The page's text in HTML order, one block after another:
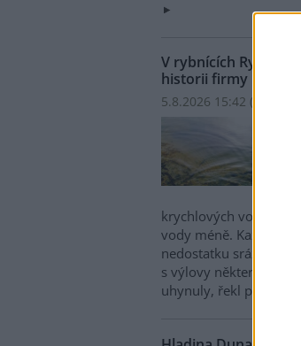
V rybnících
historii firmy
5.8.2026 15:42 (
krychlových vody je v
vody méně. Každý
nedostatku srážek
s výlovy některých
uhynuly, řekl provozní